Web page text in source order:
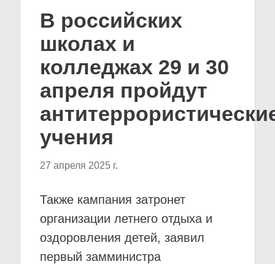
В российских
школах и
колледжах 29 и 30
апреля пройдут
учения
27 апреля 2025 г.
Также кампания затронет
организации летнего отдыха и
оздоровления детей, заявил
первый замминистра